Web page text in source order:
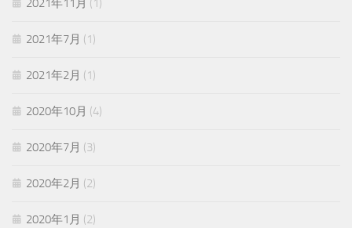
2021年11月 (1)
2021年7月 (1)
2021年2月 (1)
2020年10月 (4)
2020年7月 (3)
2020年2月 (2)
2020年1月 (2)